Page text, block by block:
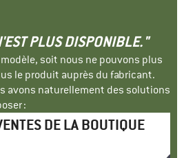
PLUS DISPONIBLE."
soit nous ne pouvons plus
le produit auprès du fabricant.
avons naturellement des solutions
:
DE LA BOUTIQUE